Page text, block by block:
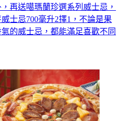
再送噶瑪蘭珍選系列威士忌，
士忌700毫升2擇1，不論是果
的威士忌，都能滿足喜歡不同